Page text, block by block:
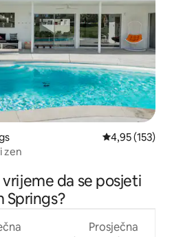
Prosječna
4,95 (153)
zen
da se posjeti
Springs?
Prosječna